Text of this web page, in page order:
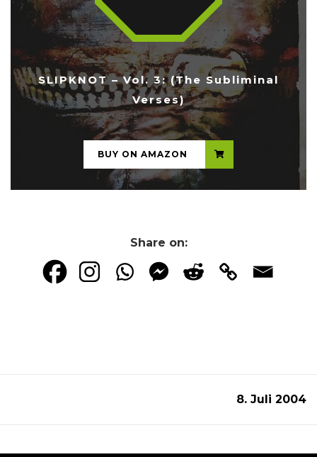
SLIPKNOT – Vol. 3: (The Subliminal
Verses)
...
BUY ON AMAZON
Share on:
8. Juli 2004